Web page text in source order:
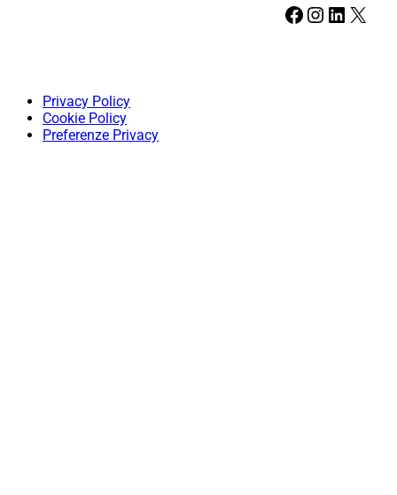
Facebook Instagram LinkedIn X
Privacy Policy
Cookie Policy
Preferenze Privacy